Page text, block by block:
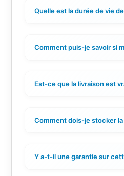
Quelle est la durée de vie
Comment puis-je savoir si
Est-ce que la livraison est
Comment dois-je stocker
Y a-t-il une garantie sur